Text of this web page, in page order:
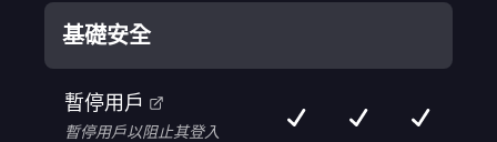
基礎安全
暫停用戶
暫停用戶以阻止其登入